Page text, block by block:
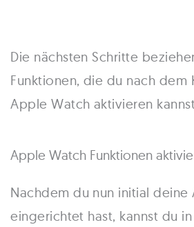
Die nächsten Schritte
Funktionen, die du nach dem
Apple Watch aktivieren
Apple Watch Funktionen
Nachdem du nun initial deine
eingerichtet hast, kannst du